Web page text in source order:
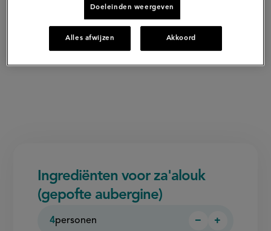
Ingrediënten voor za'alouk
(gepofte aubergine)
4personen
Persoon
−
Persoon
+
Doeleinden weergeven
Alles afwijzen Akkoord